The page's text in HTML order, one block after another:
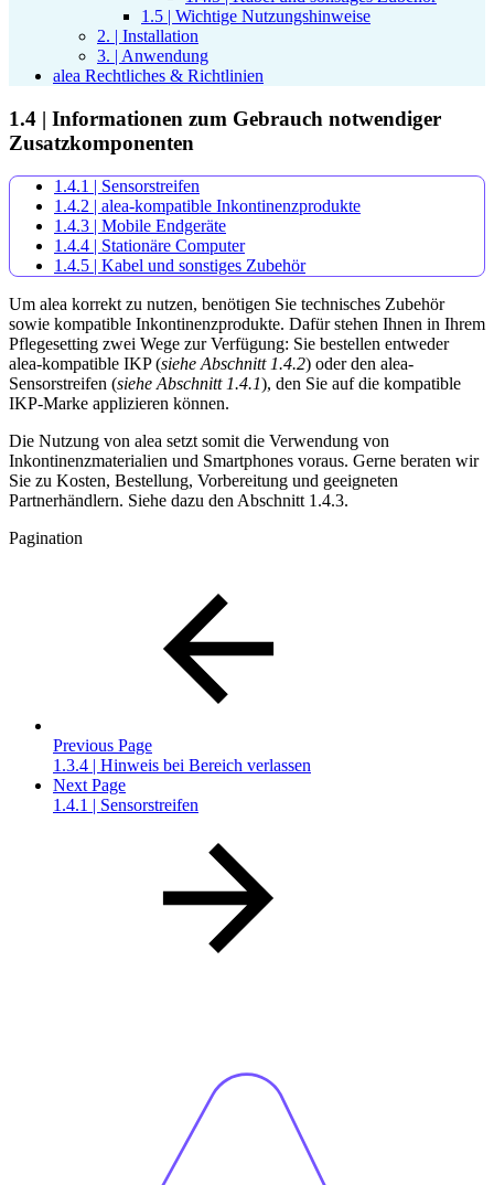
1.5 | Wichtige Nutzungshinweise
2. | Installation
3. | Anwendung
alea Rechtliches & Richtlinien
1.4 | Informationen zum Gebrauch notwendiger
Zusatzkomponenten
1.4.1 | Sensorstreifen
1.4.2 | alea-kompatible Inkontinenzprodukte
1.4.3 | Mobile Endgeräte
1.4.4 | Stationäre Computer
1.4.5 | Kabel und sonstiges Zubehör
Um alea korrekt zu nutzen, benötigen Sie technisches Zubehör
sowie kompatible Inkontinenzprodukte. Dafür stehen Ihnen in Ihrem
Pflegesetting zwei Wege zur Verfügung: Sie bestellen entweder
alea-kompatible IKP (siehe Abschnitt 1.4.2) oder den alea-
Sensorstreifen (siehe Abschnitt 1.4.1), den Sie auf die kompatible
IKP-Marke applizieren können.
Die Nutzung von alea setzt somit die Verwendung von
Inkontinenzmaterialien und Smartphones voraus. Gerne beraten wir
Sie zu Kosten, Bestellung, Vorbereitung und geeigneten
Partnerhändlern. Siehe dazu den Abschnitt 1.4.3.
Pagination
Previous Page
1.3.4 | Hinweis bei Bereich verlassen
Next Page
1.4.1 | Sensorstreifen